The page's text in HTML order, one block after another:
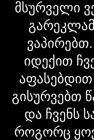
მსურველი
იდექით
გისურვებთ
და ჩვენს
როგორც